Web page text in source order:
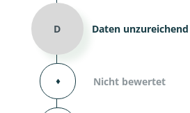
D Daten unzureichend
⬧ Nicht bewertet